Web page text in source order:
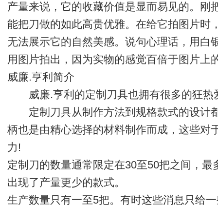
产量来说，它的收藏价值是显而易见的。刚
能把刀做的如此高贵优雅。在给它拍图片时
无法展示它的自然美感。说句心理话，用白
用图片拍出，因为实物的感觉百倍于图片上
威廉.亨利简介
威廉.亨利的定制刀具也拥有很多的狂热
定制刀具从制作方法到规格款式的设计
柄也是由精心选择的材料制作而成，这些对
力!
定制刀的数量通常限定在30至50把之间，
出现了产量更少的款式。
生产数量只有一至5把。有时这些消息只给